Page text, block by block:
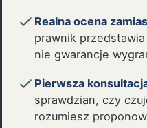
Realna ocena
prawnik
nie gwarancje
Pierwsza
sprawdzian, czy
rozumiesz